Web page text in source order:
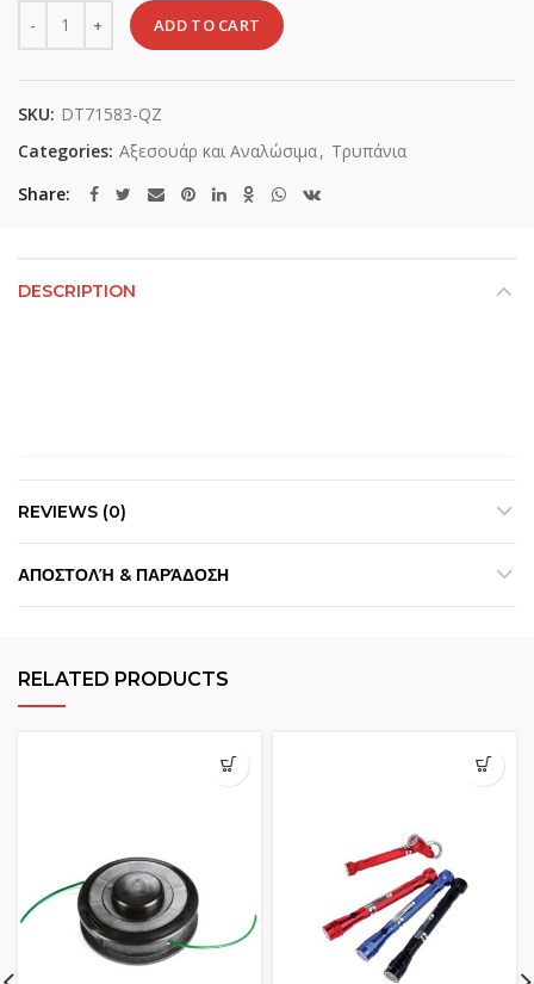
ADD TO CART
SKU: DT71583-QZ
Categories: Αξεσουάρ και Αναλώσιμα, Τρυπάνια
Share
DESCRIPTION
REVIEWS (0)
ΑΠΟΣΤΟΛΉ & ΠΑΡΆΔΟΣΗ
RELATED PRODUCTS